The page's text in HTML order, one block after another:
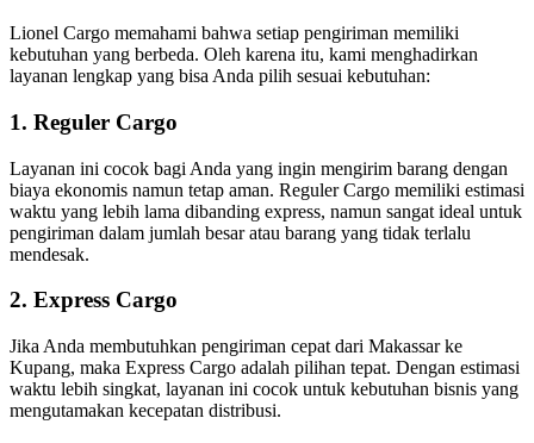
Lionel Cargo memahami bahwa setiap pengiriman memiliki
kebutuhan yang berbeda. Oleh karena itu, kami menghadirkan
layanan lengkap yang bisa Anda pilih sesuai kebutuhan:
1. Reguler Cargo
Layanan ini cocok bagi Anda yang ingin mengirim barang dengan
biaya ekonomis namun tetap aman. Reguler Cargo memiliki estimasi
waktu yang lebih lama dibanding express, namun sangat ideal untuk
pengiriman dalam jumlah besar atau barang yang tidak terlalu
mendesak.
2. Express Cargo
Jika Anda membutuhkan pengiriman cepat dari Makassar ke
Kupang, maka Express Cargo adalah pilihan tepat. Dengan estimasi
waktu lebih singkat, layanan ini cocok untuk kebutuhan bisnis yang
mengutamakan kecepatan distribusi.